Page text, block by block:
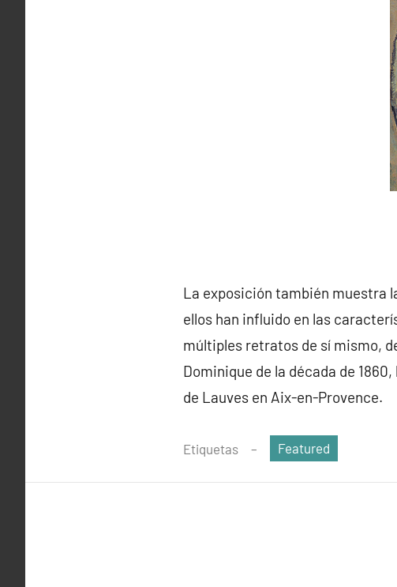
La exposición también muestra
ellos han influido en las
múltiples retratos de sí mismo,
Dominique de la década de
de Lauves en Aix-en-Provence.
Etiquetas Featured